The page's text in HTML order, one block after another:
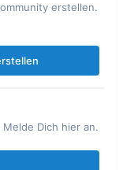
erstellen.
Dich hier an.